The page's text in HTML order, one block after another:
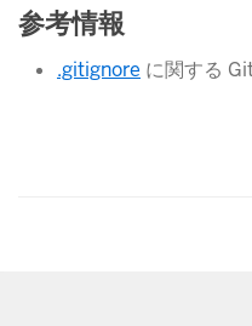
参考情報
.gitignore に関する